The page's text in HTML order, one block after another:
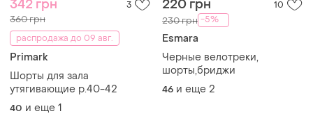
342 грн 3
360 грн
распродажа до 09 авг.
Primark
Шорты для зала
утягивающие р.40-42
40 и еще 1
220 грн 10
230 грн -5%
Esmara
Черные велотреки,
шорты,бриджи
46 и еще 2